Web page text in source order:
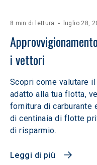
8 min di lettura luglio 28,
i vettori
Scopri come valutare
adatto alla tua flotta,
fornitura di carburante
di centinaia di flotte
di risparmio.
Leggi di più